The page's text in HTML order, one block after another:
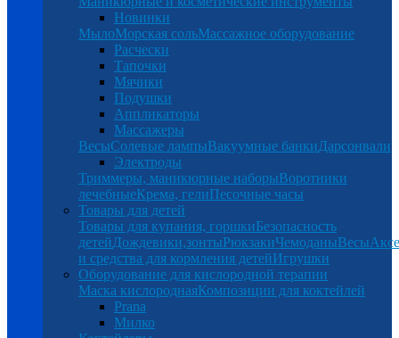
Новинки
МылоМорская сольМассажное оборудование
Расчески
Тапочки
Мячики
Подушки
Аппликаторы
Массажеры
ВесыСолевые лампыВакуумные банкиДарсонвали
Электроды
Триммеры, маникюрные наборыВоротники
лечебныеКрема, гелиПесочные часы
Товары для детей
Товары для купания, горшкиБезопасность
детейДождевики,зонтыРюкзакиЧемоданыВесы
и средства для кормления детейИгрушки
Оборудование для кислородной терапии
Маска кислороднаяКомпозиции для коктейлей
Prana
Милко